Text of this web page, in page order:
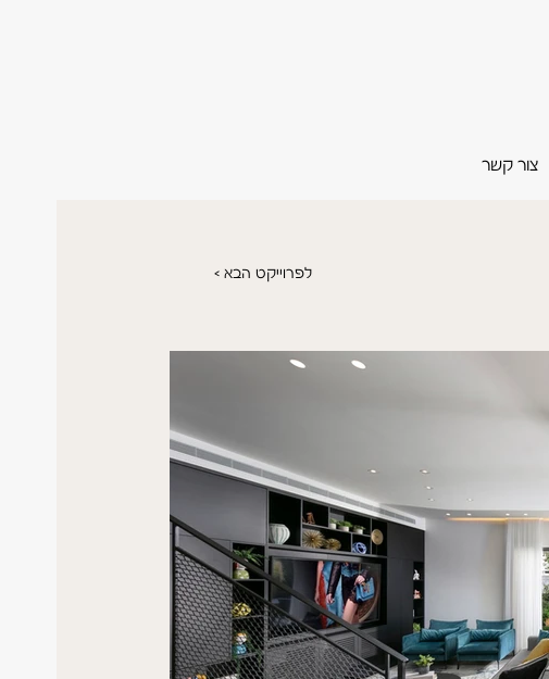
צור קשר
< לפרוייקט הבא